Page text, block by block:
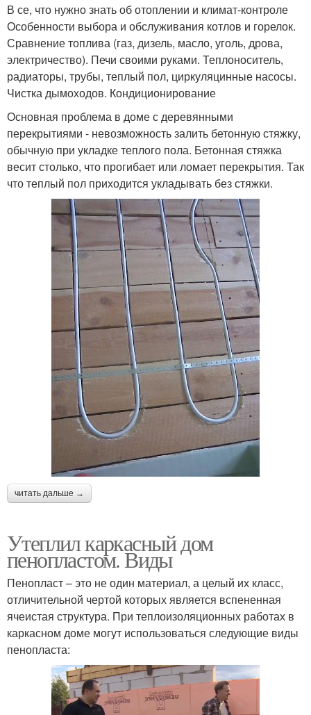
В се, что нужно знать об отоплении и климат-контроле
Особенности выбора и обслуживания котлов и горелок.
Сравнение топлива (газ, дизель, масло, уголь, дрова,
электричество). Печи своими руками. Теплоноситель,
радиаторы, трубы, теплый пол, циркуляцинные насосы.
Чистка дымоходов. Кондиционирование
Основная проблема в доме с деревянными
перекрытиями - невозможность залить бетонную стяжку,
обычную при укладке теплого пола. Бетонная стяжка
весит столько, что прогибает или ломает перекрытия. Так
что теплый пол приходится укладывать без стяжки.
читать дальше →
Утеплил каркасный дом
пенопластом. Виды
Пенопласт – это не один материал, а целый их класс,
отличительной чертой которых является вспененная
ячеистая структура. При теплоизоляционных работах в
каркасном доме могут использоваться следующие виды
пенопласта: